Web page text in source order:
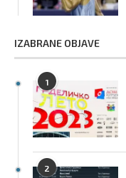
IZABRANE OBJAVE
1
2